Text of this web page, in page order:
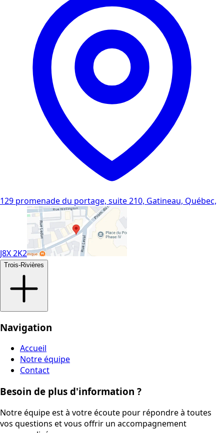
129 promenade du portage, suite 210, Gatineau, Québec,
J8X 2K2
Trois-Rivières
Navigation
Accueil
Notre équipe
Contact
Besoin de plus d'information ?
Notre équipe est à votre écoute pour répondre à toutes
vos questions et vous offrir un accompagnement